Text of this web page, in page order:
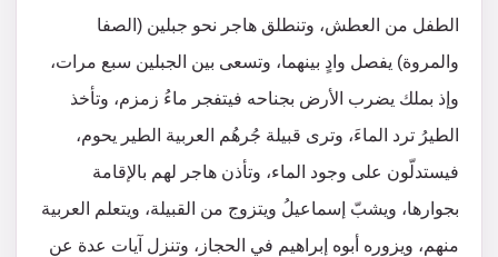
الطفل من العطش، وتنطلق هاجر نحو جبلين (الصفا
والمروة) يفصل وادٍ بينهما، وتسعى بين الجبلين سبع مرات،
وإذ بملك يضرب الأرض بجناحه فيتفجر ماءُ زمزم، وتأخذ
الطيرُ ترد الماءَ، وترى قبيلة جُرهُم العربية الطير يحوم،
فيستدلّون على وجود الماء، وتأذن هاجر لهم بالإقامة
بجوارها، ويشبّ إسماعيلُ ويتزوج من القبيلة، ويتعلم العربية
منهم، ويزوره أبوه إبراهيم في الحجاز، وتنزل آيات عدة عن